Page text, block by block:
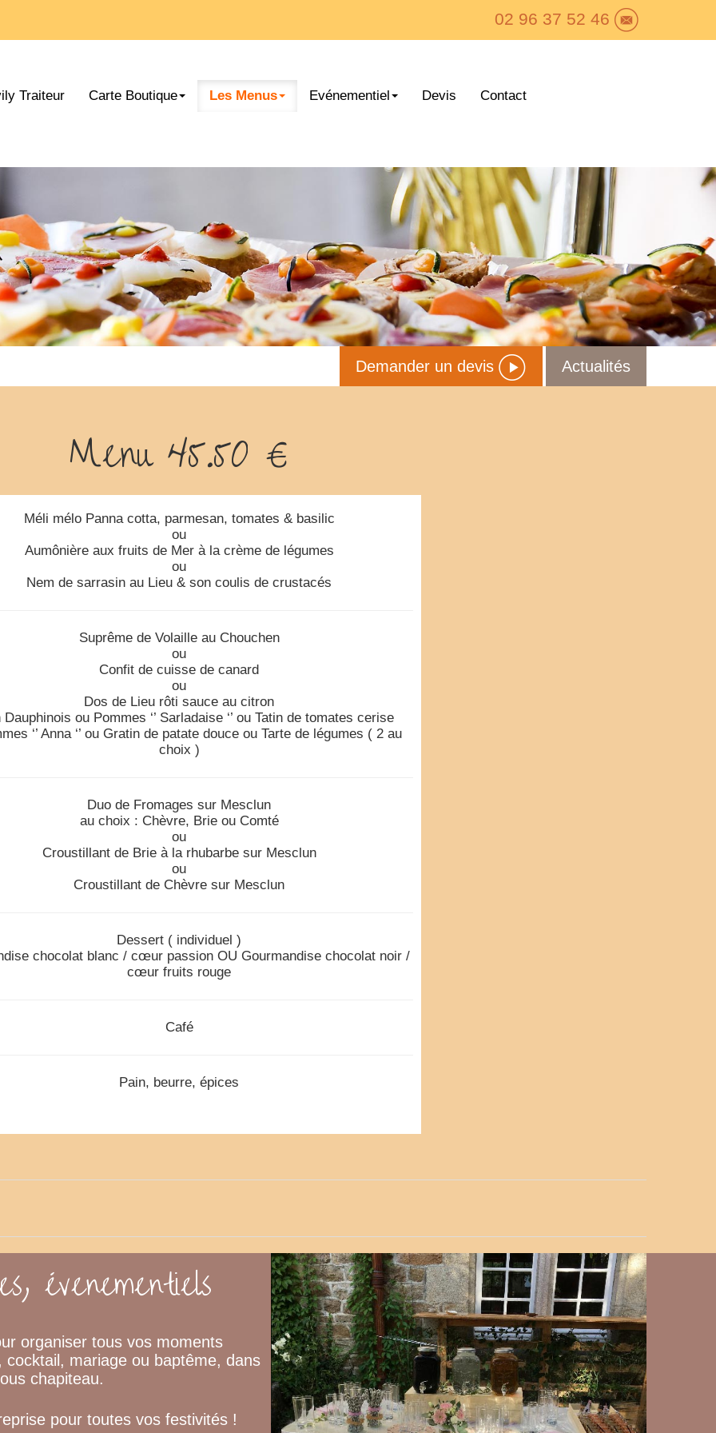
02 96 37 52 46
Traiteur Carte Boutique Les Menus Evénementiel Devis Contact
Demander un devis Actualités
Menu 45.50 €
Méli mélo Panna cotta, parmesan, tomates & basilic
ou
Aumônière aux fruits de Mer à la crème de légumes
ou
Nem de sarrasin au Lieu & son coulis de crustacés
Suprême de Volaille au Chouchen
ou
Confit de cuisse de canard
ou
Dos de Lieu rôti sauce au citron
Dauphinois ou Pommes ‘’ Sarladaise ‘’ ou Tatin de tomates cerise
‘’ Anna ‘’ ou Gratin de patate douce ou Tarte de légumes ( 2 au
choix )
Duo de Fromages sur Mesclun
au choix : Chèvre, Brie ou Comté
ou
Croustillant de Brie à la rhubarbe sur Mesclun
ou
Croustillant de Chèvre sur Mesclun
Dessert ( individuel )
chocolat blanc / cœur passion OU Gourmandise chocolat noir /
cœur fruits rouge
Café
Pain, beurre, épices
évenementiels
organiser tous vos moments
mariage ou baptême, dans
chapiteau.
pour toutes vos festivités !